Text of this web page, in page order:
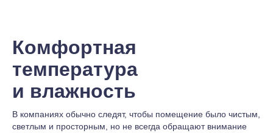
Комфортная
температура
и влажность
В компаниях обычно следят, чтобы помещение было чистым,
светлым и просторным, но не всегда обращают внимание